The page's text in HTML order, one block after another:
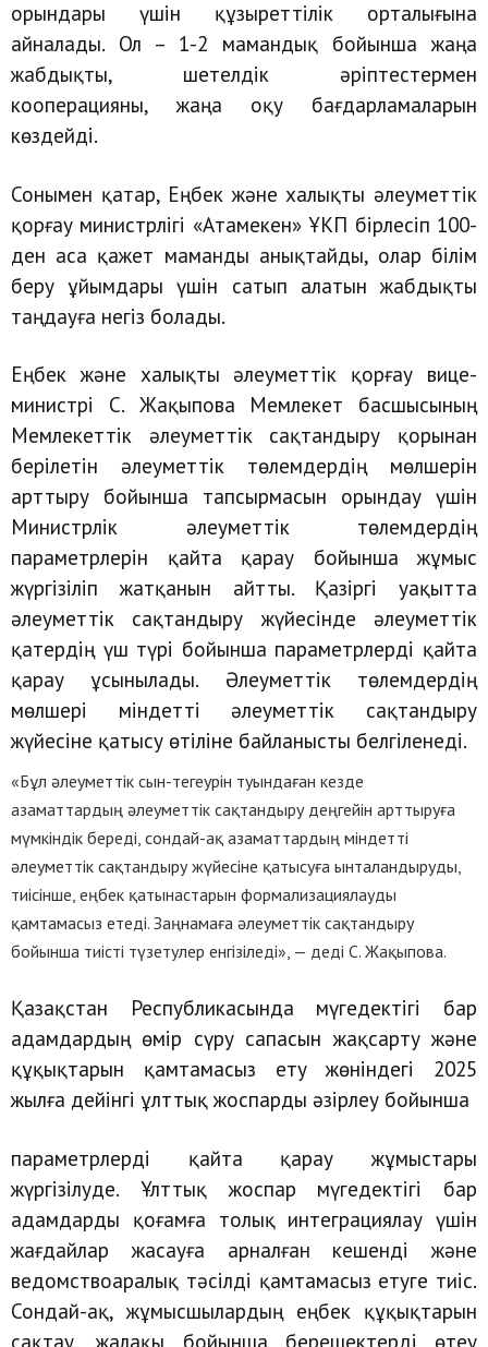
орындары үшін құзыреттілік орталығына
айналады. Ол – 1-2 мамандық бойынша жаңа
жабдықты, шетелдік әріптестермен
кооперацияны, жаңа оқу бағдарламаларын
көздейді.
Сонымен қатар, Еңбек және халықты әлеуметтік
қорғау министрлігі «Атамекен» ҰКП бірлесіп 100-
ден аса қажет маманды анықтайды, олар білім
беру ұйымдары үшін сатып алатын жабдықты
таңдауға негіз болады.
Еңбек және халықты әлеуметтік қорғау вице-
министрі С. Жақыпова Мемлекет басшысының
Мемлекеттік әлеуметтік сақтандыру қорынан
берілетін әлеуметтік төлемдердің мөлшерін
арттыру бойынша тапсырмасын орындау үшін
Министрлік әлеуметтік төлемдердің
параметрлерін қайта қарау бойынша жұмыс
жүргізіліп жатқанын айтты. Қазіргі уақытта
әлеуметтік сақтандыру жүйесінде әлеуметтік
қатердің үш түрі бойынша параметрлерді қайта
қарау ұсынылады. Әлеуметтік төлемдердің
мөлшері міндетті әлеуметтік сақтандыру
жүйесіне қатысу өтіліне байланысты белгіленеді.
«Бұл әлеуметтік сын-тегеурін туындаған кезде
азаматтардың әлеуметтік сақтандыру деңгейін арттыруға
мүмкіндік береді, сондай-ақ азаматтардың міндетті
әлеуметтік сақтандыру жүйесіне қатысуға ынталандыруды,
тиісінше, еңбек қатынастарын формализациялауды
қамтамасыз етеді. Заңнамаға әлеуметтік сақтандыру
бойынша тиісті түзетулер енгізіледі», — деді С. Жақыпова.
Қазақстан Республикасында мүгедектігі бар
адамдардың өмір сүру сапасын жақсарту және
құқықтарын қамтамасыз ету жөніндегі 2025
жылға дейінгі ұлттық жоспарды әзірлеу бойынша
параметрлерді қайта қарау жұмыстары
жүргізілуде. Ұлттық жоспар мүгедектігі бар
адамдарды қоғамға толық интеграциялау үшін
жағдайлар жасауға арналған кешенді және
ведомствоаралық тәсілді қамтамасыз етуге тиіс.
Сондай-ақ, жұмысшылардың еңбек құқықтарын
сақтау, жалақы бойынша берешектерді өтеу